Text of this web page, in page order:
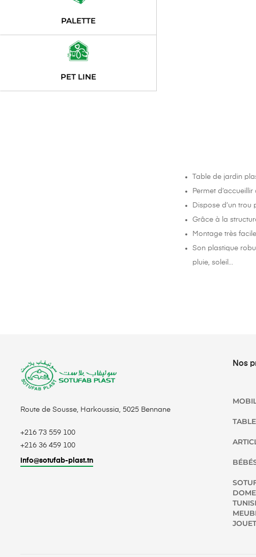
Table de jardin
Permet
Dispose d’un
Grâce à la
Montage très
Son plastique
pluie, soleil…
PALETTE
PET LINE
Route de Sousse, Harkoussia, 5025 Bennane
+216 73 559 100
+216 36 459 100
info@sotufab-plast.tn
Nos